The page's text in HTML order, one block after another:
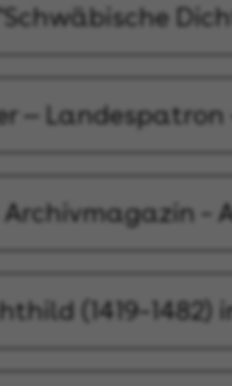
— Landespatron
Archivmagazin –
(1419–1482)